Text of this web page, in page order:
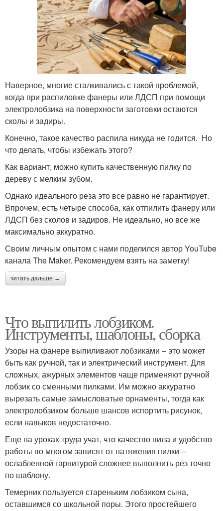
Наверное, многие сталкивались с такой проблемой,
когда при распиловке фанеры или ЛДСП при помощи
электролобзика на поверхности заготовки остаются
сколы и задиры.
Конечно, такое качество распила никуда не годится. Но
что делать, чтобы избежать этого?
Как вариант, можно купить качественную пилку по
дереву с мелким зубом.
Однако идеального реза это все равно не гарантирует.
Впрочем, есть четыре способа, как отпилить фанеру или
ЛДСП без сколов и задиров. Не идеально, но все же
максимально аккуратно.
Своим личным опытом с нами поделился автор YouTube
канала The Maker. Рекомендуем взять на заметку!
читать дальше →
Что выпилить лобзиком.
Инструменты, шаблоны, сборка
Узоры на фанере выпиливают лобзиками – это может
быть как ручной, так и электрический инструмент. Для
сложных, ажурных элементов чаще применяют ручной
лобзик со сменными пилками. Им можно аккуратно
вырезать самые замысловатые орнаменты, тогда как
электролобзиком больше шансов испортить рисунок,
если навыков недостаточно.
Еще на уроках труда учат, что качество пила и удобство
работы во многом зависят от натяжения пилки –
ослабленной гарнитурой сложнее выполнить рез точно
по шаблону.
Темерник пользуется стареньким лобзиком сына,
оставшимся со школьной поры. Этого простейшего